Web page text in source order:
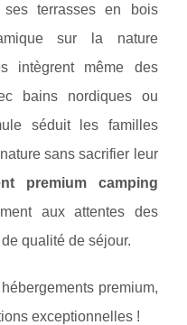
ses terrasses en bois
sur la nature
intègrent même des
bains nordiques ou
séduit les familles
sans sacrifier leur
premium camping
aux attentes des
qualité de séjour.
premium,
exceptionnelles !